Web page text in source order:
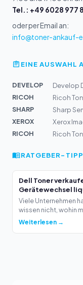
Tel.: +49 6028 977
oder per Email an:
info@toner-ankauf-
EINE AUSWAHL
DEVELOP
RICOH
Ricoh
SHARP
Sharp
XEROX
Xerox
RICOH
Ricoh
RATGEBER-TIPP
Dell Toner
Gerätewechsel
Viele Unternehmen
wissen nicht, wohin
Weiterlesen →